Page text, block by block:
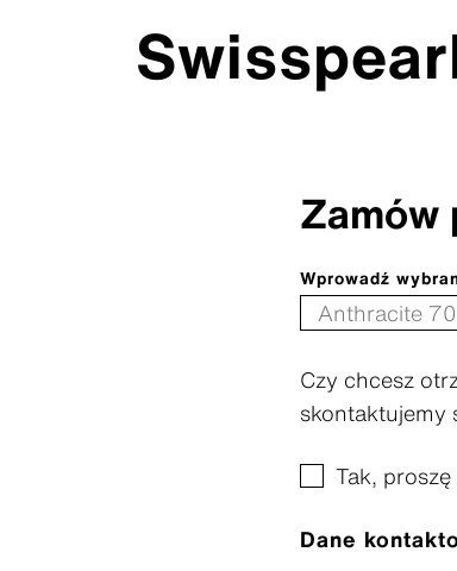
Zamów
Wprowadź
Czy chcesz
skontaktujemy
Tak,
Dane